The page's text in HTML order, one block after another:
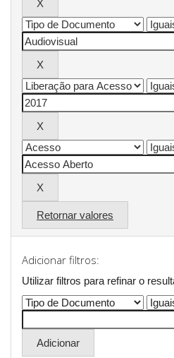
Retornar valores
Adicionar filtros:
Utilizar filtros para refinar o